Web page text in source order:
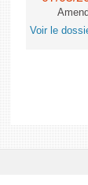
Voir le